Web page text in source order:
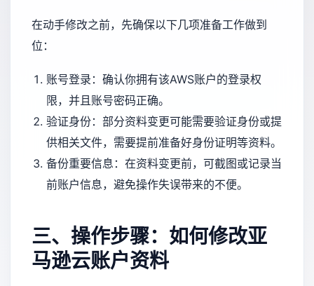
在动手修改之前，先确保以下几项准备工作做到
位：
账号登录：确认你拥有该AWS账户的登录权
限，并且账号密码正确。
验证身份：部分资料变更可能需要验证身份或提
供相关文件，需要提前准备好身份证明等资料。
备份重要信息：在资料变更前，可截图或记录当
前账户信息，避免操作失误带来的不便。
三、操作步骤：如何修改亚
马逊云账户资料